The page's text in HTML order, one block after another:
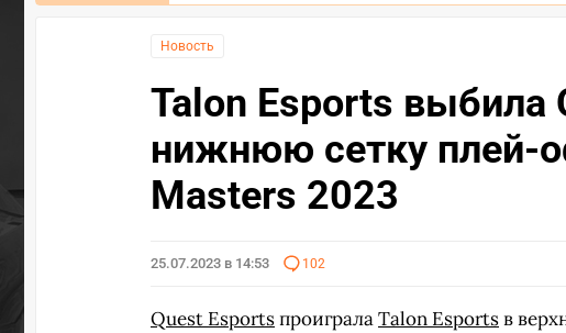
Новость
Talon Esports выбила
нижнюю сетку плей-
Masters 2023
25.07.2023 в 14:53 102
Quest EsportsпроигралаTalon Esportsв